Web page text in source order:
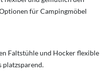
für Campingmöbel
Faltstühle und Hocker flexible
platzsparend.